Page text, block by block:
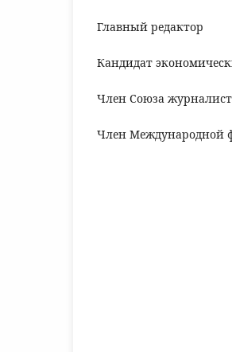
Главный редактор
Кандидат
Член Союза
Член Международной